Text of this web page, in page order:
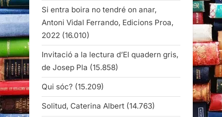
Si entra boira no tendré on anar,
Antoni Vidal Ferrando, Edicions Proa,
2022 (16.010)
Invitació a la lectura d’El quadern gris,
de Josep Pla (15.858)
Qui sóc? (15.209)
Solitud, Caterina Albert (14.763)